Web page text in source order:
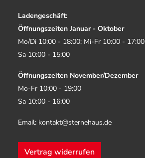
Ladengeschäft:
Öffnungszeiten Januar - Oktober
Mo/Di 10:00 - 18:00; Mi-Fr 10:00 - 17:00
Sa 10:00 - 15:00
Öffnungszeiten November/Dezember
Mo-Fr 10:00 - 19:00
Sa 10:00 - 16:00
Email: kontakt@sternehaus.de
Vertrag widerrufen